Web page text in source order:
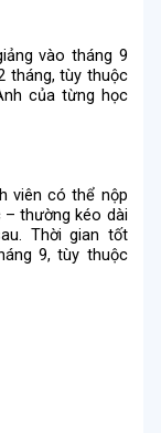
vào tháng 9
tháng, tùy thuộc
của từng học
viên có thể nộp
thường kéo dài
Thời gian tốt
9, tùy thuộc